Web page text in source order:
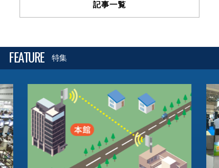
記事一覧
FEATURE 特集